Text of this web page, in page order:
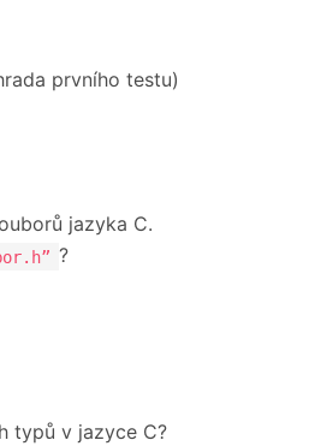
prvního testu)
jazyka C.
?
typů v jazyce C?